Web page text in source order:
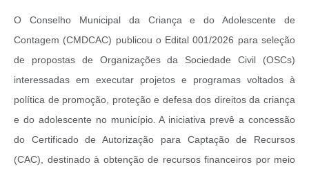
O Conselho Municipal da Criança e do Adolescente de
Contagem (CMDCAC) publicou o Edital 001/2026 para seleção
de propostas de Organizações da Sociedade Civil (OSCs)
interessadas em executar projetos e programas voltados à
política de promoção, proteção e defesa dos direitos da criança
e do adolescente no município. A iniciativa prevê a concessão
do Certificado de Autorização para Captação de Recursos
(CAC), destinado à obtenção de recursos financeiros por meio